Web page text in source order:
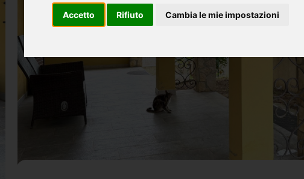
Accetto Rifiuto Cambia le mie impostazioni